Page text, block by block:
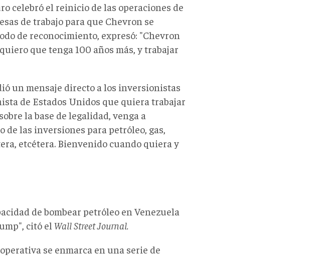
celebró el reinicio de las operaciones de
de trabajo para que Chevron se
de reconocimiento, expresó: "Chevron
que tenga 100 años más, y trabajar
un mensaje directo a los inversionistas
de Estados Unidos que quiera trabajar
la base de legalidad, venga a
de las inversiones para petróleo, gas,
etcétera. Bienvenido cuando quiera y
de bombear petróleo en Venezuela
citó el Wall Street Journal.
se enmarca en una serie de